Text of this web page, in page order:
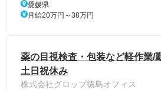
愛媛県
月給20万円～38万円
薬の目視検査・包装など軽作業/
土日祝休み
株式会社グロップ徳島オフィス